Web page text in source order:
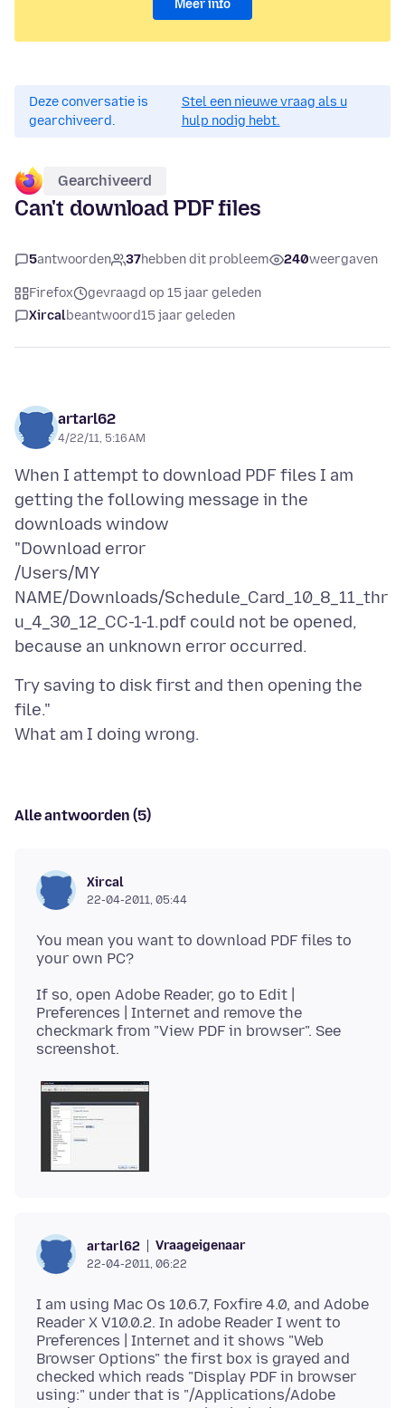
Meer info
Deze conversatie is
gearchiveerd.
Stel een nieuwe vraag als u
hulp nodig hebt.
Gearchiveerd
Can't download PDF files
5antwoorden 37hebben dit probleem 240weergaven
Firefox
gevraagd op 15 jaar geleden
Xircalbeantwoord15 jaar geleden
artarl62
4/22/11, 5:16 AM
When I attempt to download PDF files I am
getting the following message in the
downloads window
"Download error
/Users/MY
NAME/Downloads/Schedule_Card_10_8_11_thr
u_4_30_12_CC-1-1.pdf could not be opened,
Try saving to disk first and then opening the
file."
Alle antwoorden (5)
Xircal
22-04-2011, 05:44
You mean you want to download PDF files to
If so, open Adobe Reader, go to Edit |
Preferences | Internet and remove the
checkmark from "View PDF in browser". See
artarl62 Vraageigenaar
22-04-2011, 06:22
I am using Mac Os 10.6.7, Foxfire 4.0, and Adobe
Reader X V10.0.2. In adobe Reader I went to
Preferences | Internet and it shows "Web
Browser Options" the first box is grayed and
checked which reads "Display PDF in browser
using:" under that is "/Applications/Adobe